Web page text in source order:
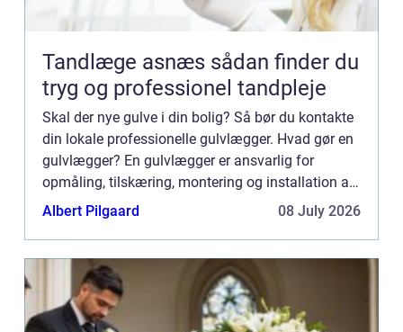
Tandlæge asnæs sådan finder du
tryg og professionel tandpleje
Skal der nye gulve i din bolig? Så bør du kontakte
din lokale professionelle gulvlægger. Hvad gør en
gulvlægger? En gulvlægger er ansvarlig for
opmåling, tilskæring, montering og installation af
alle typer gulvbelægning. Dette kan omfatte
Albert Pilgaard 08 July 2026